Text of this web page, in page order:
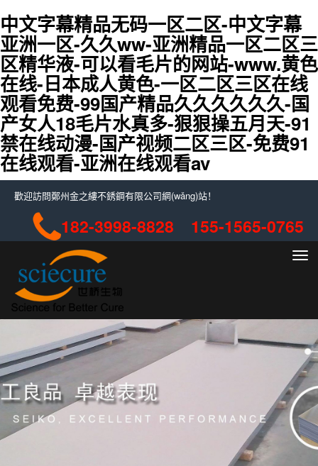
中文字幕精品无码一区二区-中文字幕
亚洲一区-久久ww-亚洲精品一区二区三
区精华液-可以看毛片的网站-www.黄色
在线-日本成人黄色-一区二区三区在线
观看免费-99国产精品久久久久久久-国
产女人18毛片水真多-狠狠操五月天-91
禁在线动漫-国产视频二区三区-免费91
在线观看-亚洲在线观看av
歡迎訪問鄭州金之縷不銹鋼有限公司網(wǎng)站！
182-3998-8828 155-1565-0765
切